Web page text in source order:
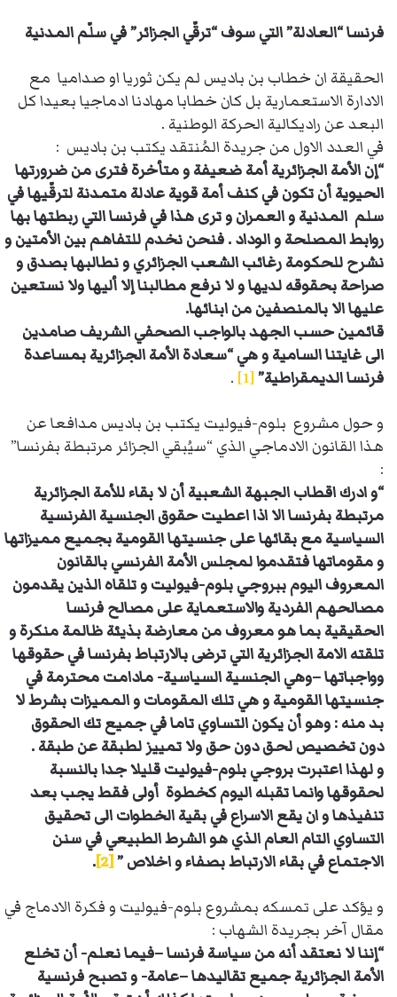
فرنسا “العادلة” التي سوف “ترقّي الجزائر” في سلّم المدنية
الحقيقة ان خطاب بن باديس لم يكن ثوريا او صداميا مع
الادارة الاستعمارية بل كان خطابا مهادنا ادماجيا بعيدا كل
البعد عن راديكالية الحركة الوطنية .
في العدد الاول من جريدة المُنتقد يكتب بن باديس :
“إن الأمة الجزائرية أمة ضعيفة و متأخرة فترى من ضرورتها
الحيوية أن تكون في كنف أمة قوية عادلة متمدنة لترقّيها في
سلم المدنية و العمران و ترى هذا في فرنسا التي ربطتها بها
روابط المصلحة و الوداد . فنحن نخدم للتفاهم بين الأمتين و
نشرح للحكومة رغائب الشعب الجزائري و نطالبها بصدق و
صراحة بحقوقه لديها و لا نرفع مطالبنا إلا أليها ولا نستعين
عليها الا بالمنصفين من ابنائها.
قائمين حسب الجهد بالواجب الصحفي الشريف صامدين
الى غايتنا السامية و هي “سعادة الأمة الجزائرية بمساعدة
فرنسا الديمقراطية”[1]
.
و حول مشروع بلوم-فيوليت يكتب بن باديس مدافعا عن
هذا القانون الادماجي الذي “سيُبقي الجزائر مرتبطة بفرنسا”
:
“و ادرك اقطاب الجبهة الشعبية أن لا بقاء للأمة الجزائرية
مرتبطة بفرنسا الا اذا اعطيت حقوق الجنسية الفرنسية
السياسية مع بقائها على جنسيتها القومية بجميع مميزاتها
و مقوماتها فتقدموا لمجلس الأمة الفرنسي بالقانون
المعروف اليوم ببروجي بلوم-فيوليت و تلقاه الذين يقدمون
مصالحهم الفردية والاستعماية على مصالح فرنسا
الحقيقية بما هو معروف من معارضة بذيئة ظالمة منكرة و
تلقته الامة الجزائرية التي ترضى بالارتباط بفرنسا في حقوقها
وواجباتها –وهي الجنسية السياسية- مادامت محترمة في
جنسيتها القومية و هي تلك المقومات و المميزات بشرط لا
بد منه : وهو أن يكون التساوي تاما في جميع تك الحقوق
دون تخصيص لحق دون حق ولا تمييز لطبقة عن طبقة .
و لهذا اعتبرت بروجي بلوم-فيوليت قليلا جدا بالنسبة
لحقوقها وانما تقبله اليوم كخطوة أولى فقط يجب بعد
تنفيذها و ان يقع الاسراع في بقية الخطوات الى تحقيق
التساوي التام العام الذي هو الشرط الطبيعي في سنن
الاجتماع في بقاء الارتباط بصفاء و اخلاص ”[2]
.
و يؤكد على تمسكه بمشروع بلوم-فيوليت و فكرة الادماج في
مقال آخر بجريدة الشهاب :
“إننا لا نعتقد أنه من سياسة فرنسا –فيما نعلم- أن تخلع
الأمة الجزائرية جميع تقاليدها –عامة- و تصبح فرنسية